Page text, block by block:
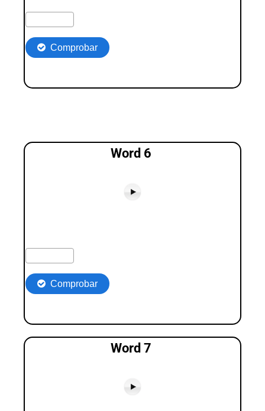
Word 6
Word 7